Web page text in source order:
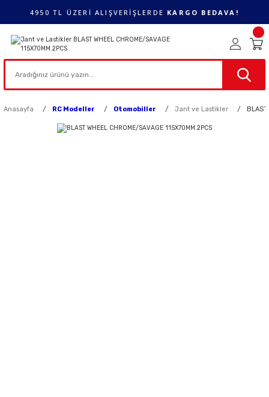
4950 TL ÜZERİ ALIŞVERİŞLERDE KARGO BEDAVA!
Anasayfa RC Modeller Otomobiller Jant ve Lastikler